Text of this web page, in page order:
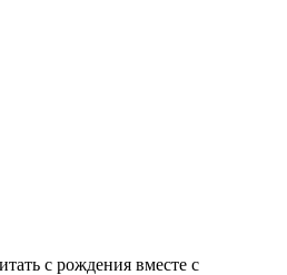
с рождения вместе с